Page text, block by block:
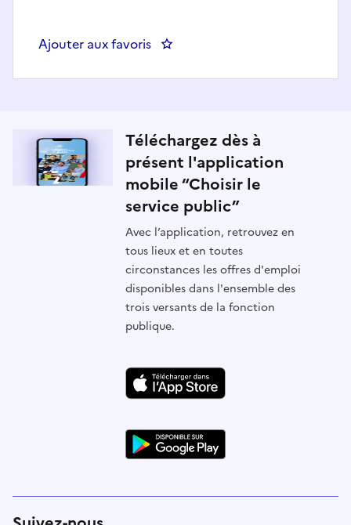
Ajouter aux favoris : Adjoint(e) au Chef du Service
Téléchargez dès à
présent l'application
mobile “Choisir le
service public”
Avec l’application, retrouvez en
tous lieux et en toutes
circonstances les offres d'emploi
disponibles dans l'ensemble des
trois versants de la fonction
publique.